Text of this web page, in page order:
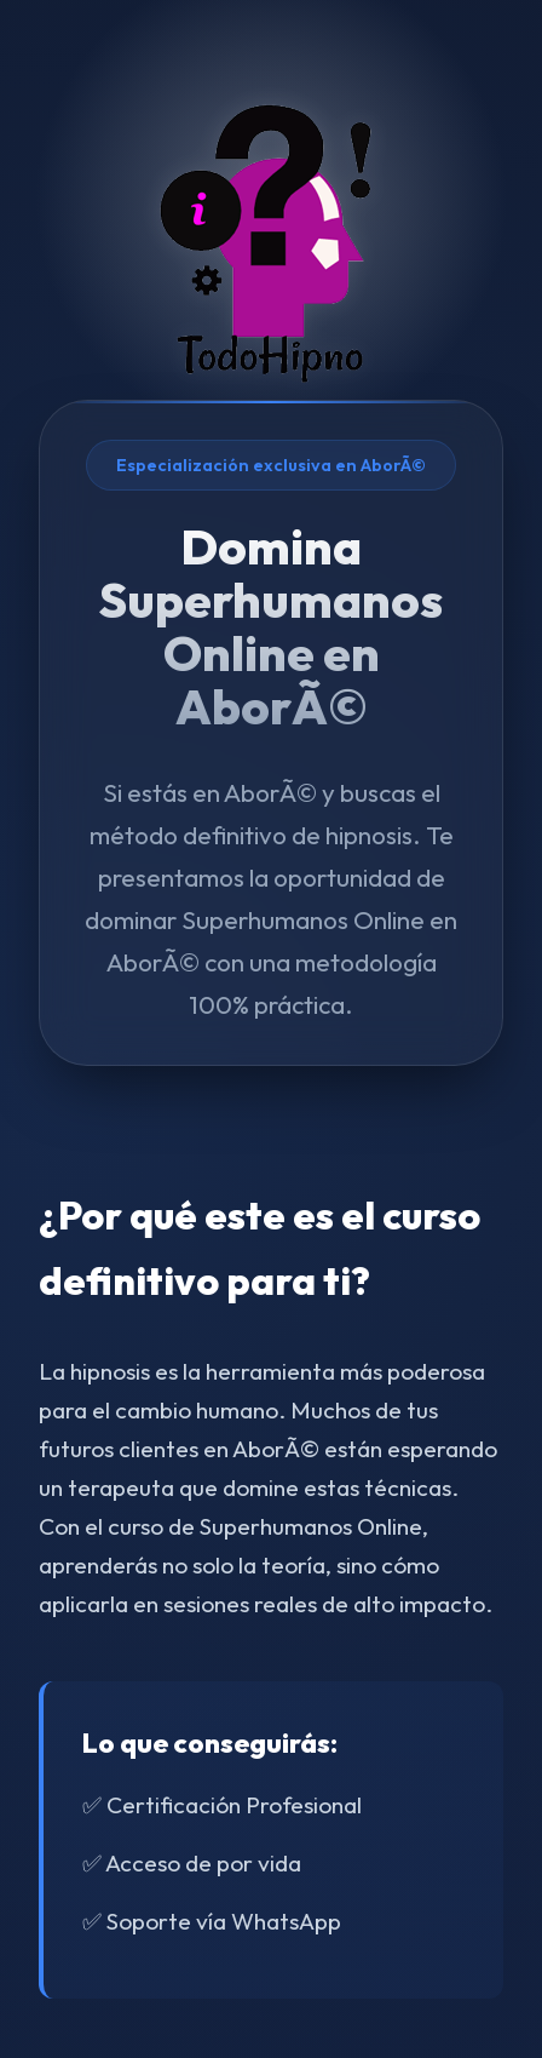
Especialización exclusiva en AborÃ©
Domina
Superhumanos
Online en
AborÃ©
Si estás en AborÃ© y buscas el
método definitivo de hipnosis. Te
presentamos la oportunidad de
dominar Superhumanos Online en
AborÃ© con una metodología
100% práctica.
¿Por qué este es el curso
definitivo para ti?
La hipnosis es la herramienta más poderosa
para el cambio humano. Muchos de tus
futuros clientes en AborÃ© están esperando
un terapeuta que domine estas técnicas.
Con el curso de Superhumanos Online,
aprenderás no solo la teoría, sino cómo
aplicarla en sesiones reales de alto impacto.
Lo que conseguirás:
✅ Certificación Profesional
✅ Acceso de por vida
✅ Soporte vía WhatsApp